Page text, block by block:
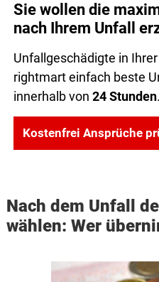
Sie wollen die
nach Ihrem Unfall
Unfallgeschädigte in
rightmart einfach beste
innerhalb von 24 Stunden.
Kostenfrei Ansprüche
Nach dem Unfall
wählen: Wer